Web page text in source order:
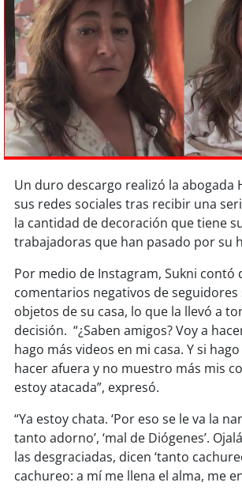
Tecnología
Sostenibilidad
soy chile
soyarica
soyiquique
soycalama
antofagasta
soycopiapó
valparaíso
soyquillota
soysanantonio
soychillán
Un duro descargo realizó la abogada
sus redes sociales tras recibir una
la cantidad de decoración que tiene
trabajadoras que han pasado por su
Por medio de Instagram, Sukni contó
comentarios negativos de seguidores
objetos de su casa, lo que la llevó a
decisión. “¿Saben amigos? Voy a
hago más videos en mi casa. Y si
hacer afuera y no muestro más mis
estoy atacada”, expresó.
“Ya estoy chata. ‘Por eso se le va la
tanto adorno’, ‘mal de Diógenes’.
las desgraciadas, dicen ‘tanto
cachureo: a mí me llena el alma, me